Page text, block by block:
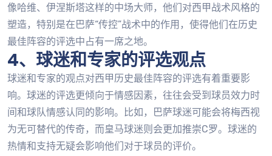
像哈维、伊涅斯塔这样的中场大师，他们对西甲战术风格的
塑造，特别是在巴萨“传控”战术中的作用，使得他们在历史
最佳阵容的评选中占有一席之地。
4、球迷和专家的评选观点
球迷和专家的观点对西甲历史最佳阵容的评选有着重要影
响。球迷的评选更倾向于情感因素，往往会受到球员效力时
间和球队情感认同的影响。比如，巴萨球迷可能会将梅西视
为无可替代的传奇，而皇马球迷则会更加推崇C罗。球迷的
热情和支持无疑会影响他们对于球员的评价。